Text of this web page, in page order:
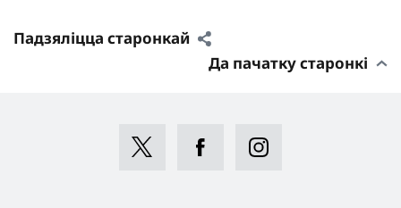
Падзяліцца старонкай
Да пачатку старонкі